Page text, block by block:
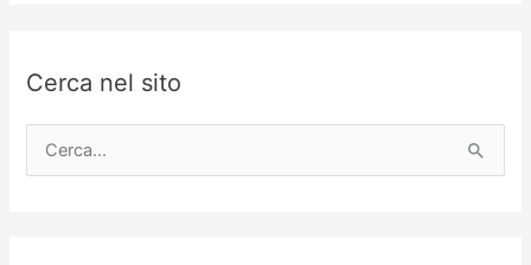
Cerca nel sito
e